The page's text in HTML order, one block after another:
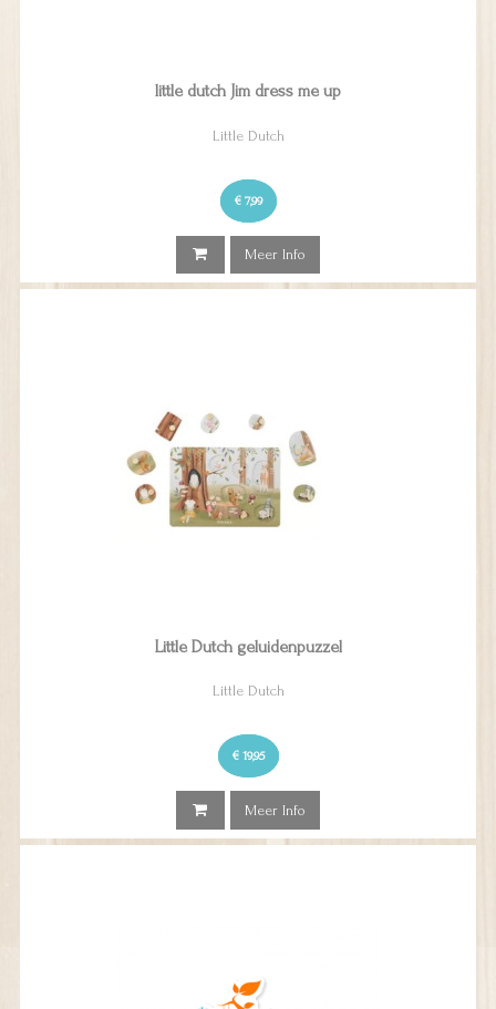
little dutch Jim dress me up
Little Dutch
€ 7,99
Meer Info
Little Dutch geluidenpuzzel
Little Dutch
€ 19,95
Meer Info